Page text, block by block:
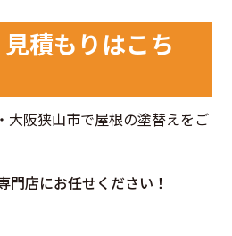
見積もりはこち
大阪狭山市で屋根の塗替えをご
門店にお任せください！